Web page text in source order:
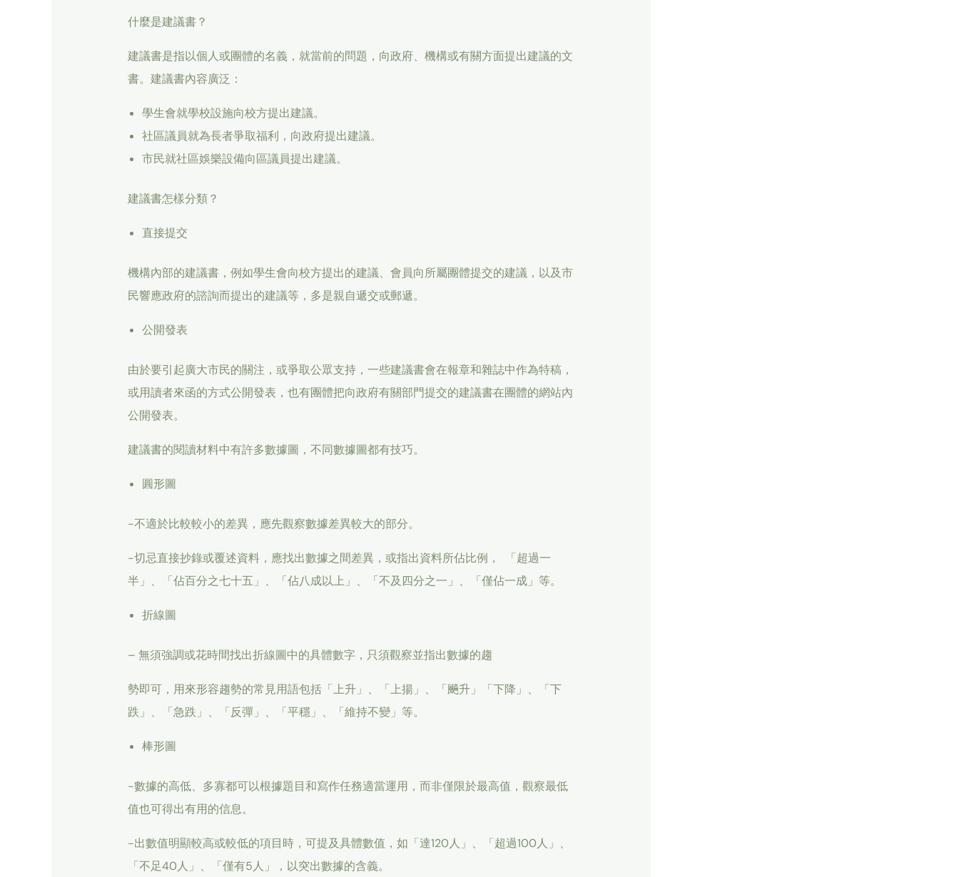
什麼是建議書？
建議書是指以個人或團體的名義，就當前的問題，向政府、機構或有關方面提出建議的文
書。建議書內容廣泛：
學生會就學校設施向校方提出建議。
社區議員就為長者爭取福利，向政府提出建議。
市民就社區娛樂設備向區議員提出建議。
建議書怎樣分類？
直接提交
機構內部的建議書，例如學生會向校方提出的建議、會員向所屬團體提交的建議，以及市
民響應政府的諮詢而提出的建議等，多是親自遞交或郵遞。
公開發表
由於要引起廣大市民的關注，或爭取公眾支持，一些建議書會在報章和雜誌中作為特稿，
或用讀者來函的方式公開發表，也有團體把向政府有關部門提交的建議書在團體的網站內
公開發表。
建議書的閱讀材料中有許多數據圖，不同數據圖都有技巧。
圓形圖
-不適於比較較小的差異，應先觀察數據差異較大的部分。
-切忌直接抄錄或覆述資料，應找出數據之間差異，或指出資料所佔比例， 「超過一
半」、「佔百分之七十五」、「佔八成以上」、「不及四分之一」、「僅佔一成」等。
折線圖
– 無須強調或花時間找出折線圖中的具體數字，只須觀察並指出數據的趨
勢即可，用來形容趨勢的常見用語包括「上升」、「上揚」、「飈升」「下降」、「下
跌」、「急跌」、「反彈」、「平穩」、「維持不變」等。
棒形圖
-數據的高低、多寡都可以根據題目和寫作任務適當運用，而非僅限於最高值，觀察最低
值也可得出有用的信息。
-出數值明顯較高或較低的項目時，可提及具體數值，如「達120人」、「超過100人」、
「不足40人」、「僅有5人」，以突出數據的含義。